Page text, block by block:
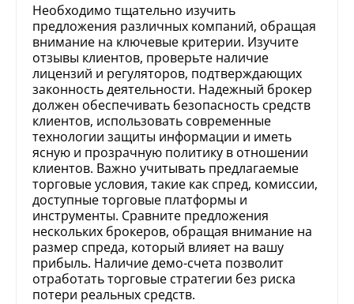
Необходимо тщательно изучить
предложения различных компаний, обращая
внимание на ключевые критерии. Изучите
отзывы клиентов, проверьте наличие
лицензий и регуляторов, подтверждающих
законность деятельности. Надежный брокер
должен обеспечивать безопасность средств
клиентов, использовать современные
технологии защиты информации и иметь
ясную и прозрачную политику в отношении
клиентов. Важно учитывать предлагаемые
торговые условия, такие как спред, комиссии,
доступные торговые платформы и
инструменты. Сравните предложения
нескольких брокеров, обращая внимание на
размер спреда, который влияет на вашу
прибыль. Наличие демо-счета позволит
отработать торговые стратегии без риска
потери реальных средств.